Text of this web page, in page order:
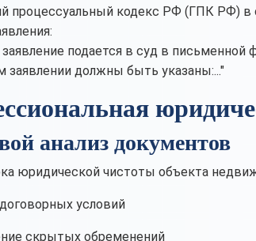
процессуальный кодекс РФ (ГПК РФ)
подается в суд в письменной
заявлении должны быть указаны:..."
анализ документов
юридической чистоты объекта
условий
скрытых обременений